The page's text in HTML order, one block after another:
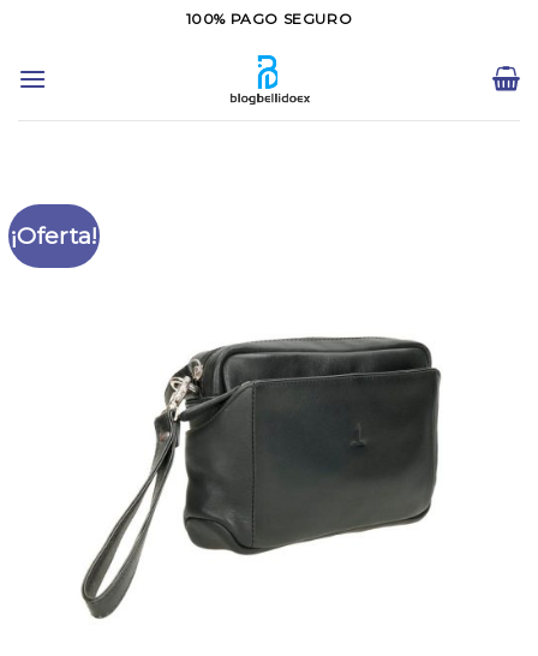
contenido
100% PAGO SEGURO
¡Oferta!